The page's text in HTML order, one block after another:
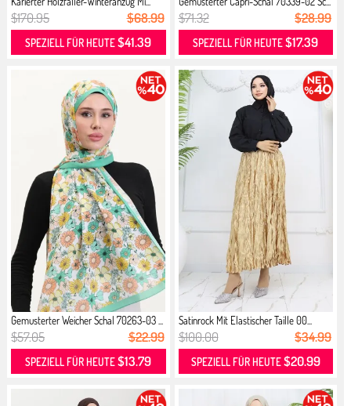
$170.95 $68.99
SPEZIELL FÜR HEUTE$41.39
$71.32 $28.99
SPEZIELL FÜR HEUTE$17.39
Gemusterter Weicher Schal 70263-03 ...
$57.05 $22.99
SPEZIELL FÜR HEUTE$13.79
Satinrock Mit Elastischer Taille 00...
$100.00 $34.99
SPEZIELL FÜR HEUTE$20.99